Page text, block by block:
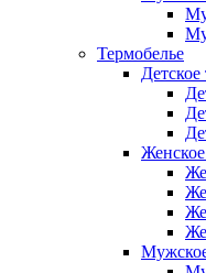
Термобелье
Детское